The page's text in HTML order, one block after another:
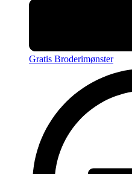
Gratis Broderimønster